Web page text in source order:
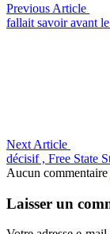
Previous Article
fallait savoir avant
Next Article
décisif , Free State
Aucun commentaire
Laisser un